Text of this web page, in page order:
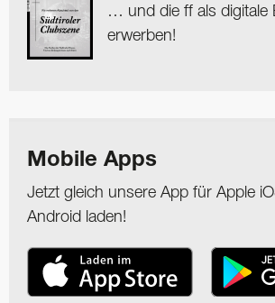
… und die ff als digitale
erwerben!
Mobile Apps
Jetzt gleich unsere App für Apple
Android laden!